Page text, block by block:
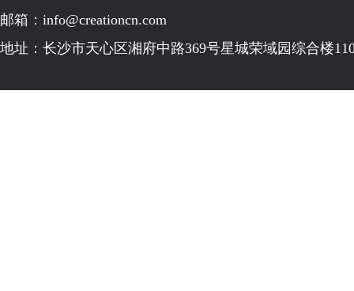
邮箱：info@creationcn.com
地址：长沙市天心区湘府中路369号星城荣域园综合楼